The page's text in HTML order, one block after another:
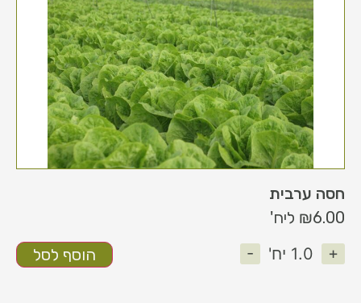
חסה ערבית
₪6.00
ליח'
-
1.0 יח' + הוסף לסל